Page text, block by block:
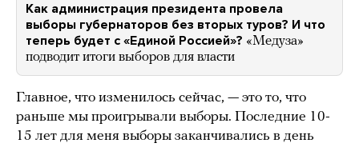
Как администрация президента провела
выборы губернаторов без вторых туров? И что
теперь будет с «Единой Россией»? «Медуза»
подводит итоги выборов для власти
Главное, что изменилось сейчас, — это то, что
раньше мы проигрывали выборы. Последние 10-
15 лет для меня выборы заканчивались в день